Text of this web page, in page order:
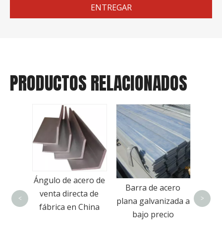
ENTREGAR
PRODUCTOS RELACIONADOS
Ángulo de acero de
venta directa de
fábrica en China
Barra de acero
plana galvanizada a
bajo precio
< >